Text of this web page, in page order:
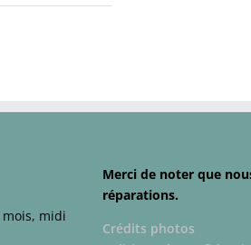
midi
Merci de noter que
réparations.
Crédits photos